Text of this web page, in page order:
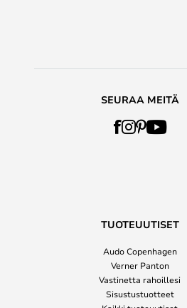
SEURAA MEITÄ
TUOTEUUTISET
Audo Copenhagen
Verner Panton
Vastinetta rahoillesi
Sisustustuotteet